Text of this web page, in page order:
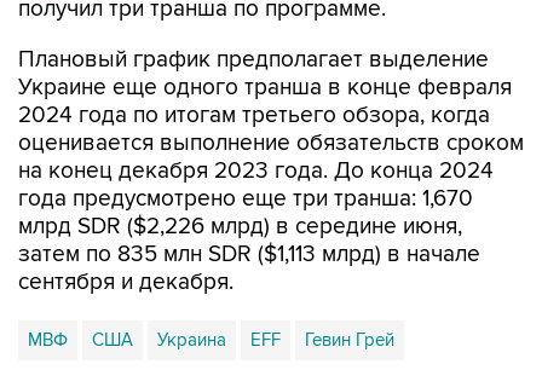
получил три транша по программе.
Плановый график предполагает выделение
Украине еще одного транша в конце февраля
2024 года по итогам третьего обзора, когда
оценивается выполнение обязательств сроком
на конец декабря 2023 года. До конца 2024
года предусмотрено еще три транша: 1,670
млрд SDR ($2,226 млрд) в середине июня,
затем по 835 млн SDR ($1,113 млрд) в начале
сентября и декабря.
МВФ США Украина EFF Гевин Грей